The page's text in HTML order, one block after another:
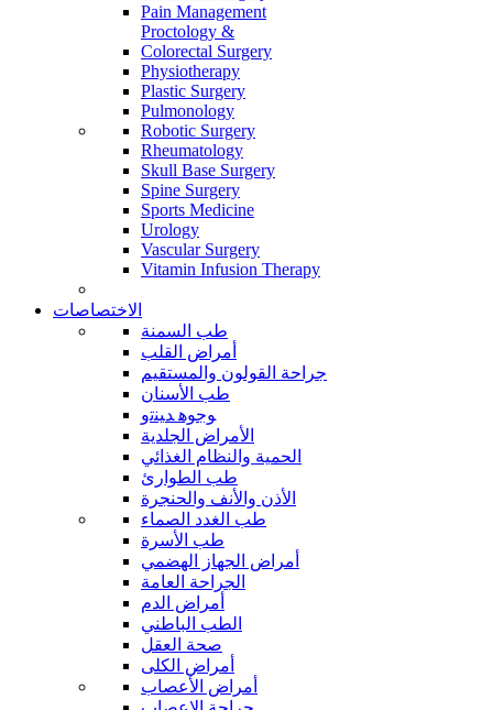
Pain Management
Proctology &
Colorectal Surgery
Physiotherapy
Plastic Surgery
Pulmonology
Robotic Surgery
Rheumatology
Skull Base Surgery
Spine Surgery
Sports Medicine
Urology
Vascular Surgery
Vitamin Infusion Therapy
الاختصاصات
طب السمنة
أمراض القلب
جراحة القولون والمستقيم
طب الأسنان
ﻮﺟﻮﻫ ﺪﻴﻨﺗﻭ
الأمراض الجلدية
الحمية والنظام الغذائي
طب الطوارئ
الأذن والأنف والحنجرة
طب الغدد الصماء
طب الأسرة
أمراض الجهاز الهضمي
الجراحة العامة
أمراض الدم
الطب الباطني
صحة العقل
أمراض الكلى
أمراض الأعصاب